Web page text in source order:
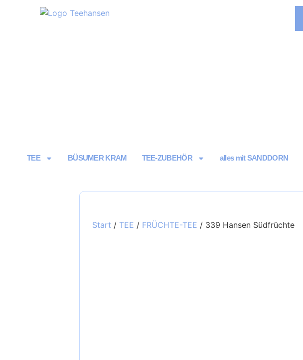
TEE BÜSUMER KRAM TEE-ZUBEHÖR alles mit SANDDORN
Start / TEE / FRÜCHTE-TEE / 339 Hansen Südfrüchte